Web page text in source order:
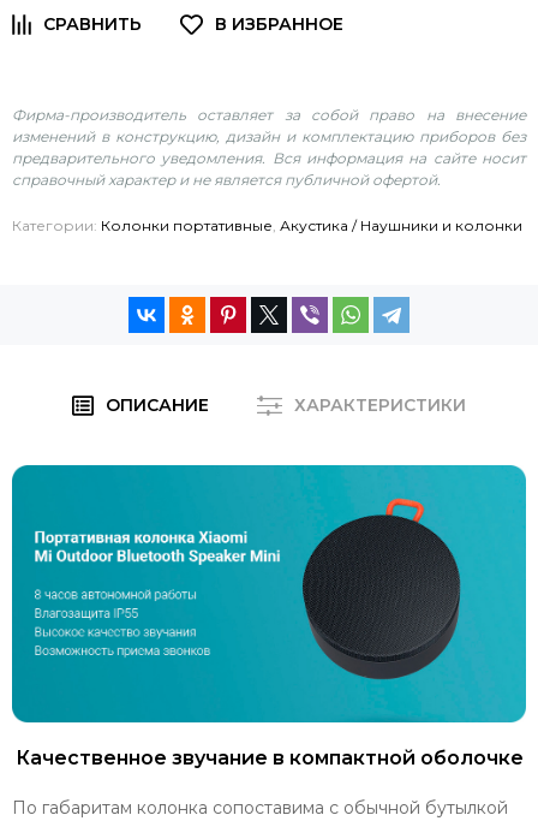
Фирма-производитель оставляет за собой право на внесение
изменений в конструкцию, дизайн и комплектацию приборов без
предварительного уведомления. Вся информация на сайте носит
справочный характер и не является публичной офертой.
Категории: Колонки портативные, Акустика / Наушники и колонки
ОПИСАНИЕ ХАРАКТЕРИСТИКИ
Качественное звучание в компактной оболочке
По габаритам колонка сопоставима с обычной бутылкой